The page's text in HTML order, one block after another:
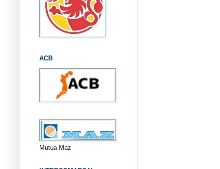
ACB
Mutua Maz